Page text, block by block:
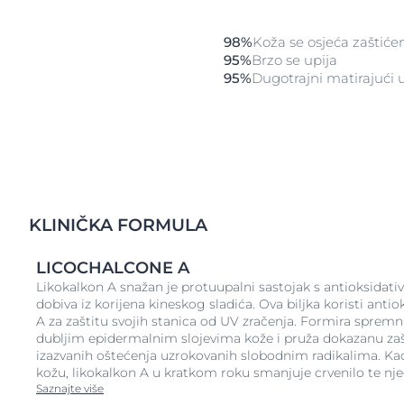
98%Koža se osjeća
95%Brzo se upija
95%Dugotrajni matirajući
KLINIČKA FORMULA
LICOCHALCONE A
Likokalkon A snažan je protuupalni sastojak s
dobiva iz korijena kineskog sladića. Ova biljka koristi
A za zaštitu svojih stanica od UV zračenja. Formira
dubljim epidermalnim slojevima kože i pruža dokazanu
izazvanih oštećenja uzrokovanih slobodnim radikalima.
kožu, likokalkon A u kratkom roku smanjuje crvenilo te
Saznajte više